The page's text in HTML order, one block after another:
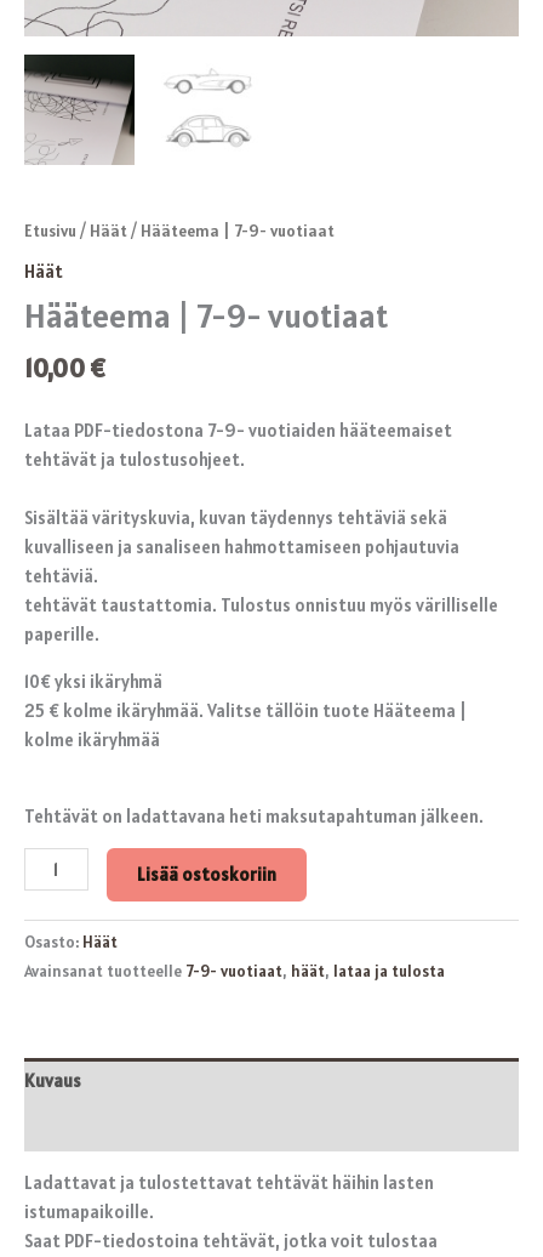
Etusivu / Häät/ Hääteema | 7-9- vuotiaat
Häät
Hääteema | 7-9- vuotiaat
10,00€
Lataa PDF-tiedostona 7-9- vuotiaiden hääteemaiset
tehtävät ja tulostusohjeet.
Sisältää värityskuvia, kuvan täydennys tehtäviä sekä
kuvalliseen ja sanaliseen hahmottamiseen pohjautuvia
tehtäviä.
tehtävät taustattomia. Tulostus onnistuu myös värilliselle
paperille.
10€ yksi ikäryhmä
25 € kolme ikäryhmää. Valitse tällöin tuote Hääteema |
kolme ikäryhmää
Tehtävät on ladattavana heti maksutapahtuman jälkeen.
Lisää ostoskoriin
Osasto: Häät
Avainsanat tuotteelle 7-9- vuotiaat, häät, lataa ja tulosta
Kuvaus
Ladattavat ja tulostettavat tehtävät häihin lasten
istumapaikoille.
Saat PDF-tiedostoina tehtävät, jotka voit tulostaa